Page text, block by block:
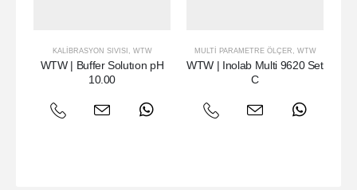
KALIBRASYON SIVISI , WTW
WTW | Buffer Solutıon pH
10.00
MULTI PARAMETRE ÖLÇER , WTW
WTW | Inolab Multi 9620 Set
C